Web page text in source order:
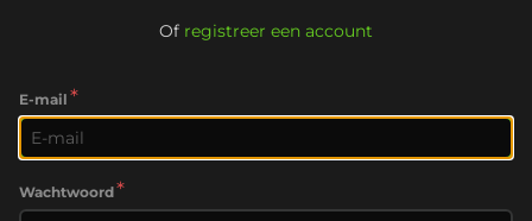
Of registreer een account
E-mail *
Wachtwoord*